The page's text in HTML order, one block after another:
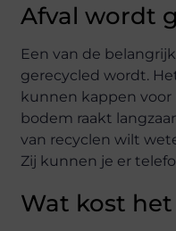
Afval wordt
Een van de
gerecycled wordt.
kunnen kappen voor
bodem raakt
van recyclen wilt
Zij kunnen je er
Wat kost